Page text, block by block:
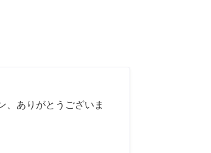
、ありがとうございま